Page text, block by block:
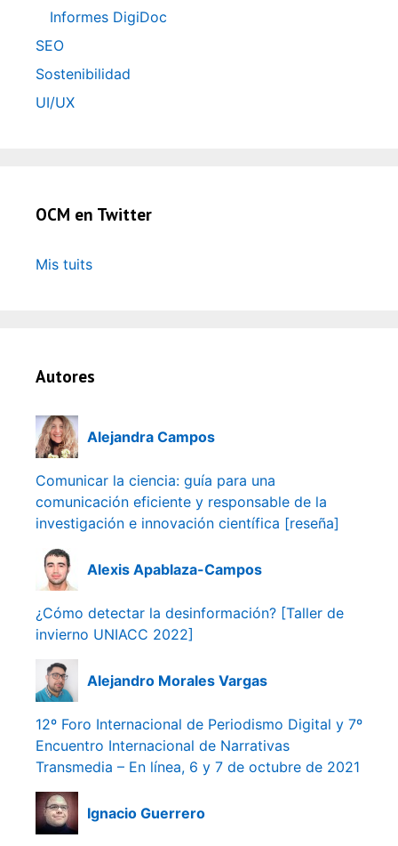
Informes DigiDoc
SEO
Sostenibilidad
UI/UX
OCM en Twitter
Mis tuits
Autores
Alejandra Campos
Comunicar la ciencia: guía para una
comunicación eficiente y responsable de la
investigación e innovación científica [reseña]
Alexis Apablaza-Campos
¿Cómo detectar la desinformación? [Taller de
invierno UNIACC 2022]
Alejandro Morales Vargas
12º Foro Internacional de Periodismo Digital y 7º
Encuentro Internacional de Narrativas
Transmedia – En línea, 6 y 7 de octubre de 2021
Ignacio Guerrero